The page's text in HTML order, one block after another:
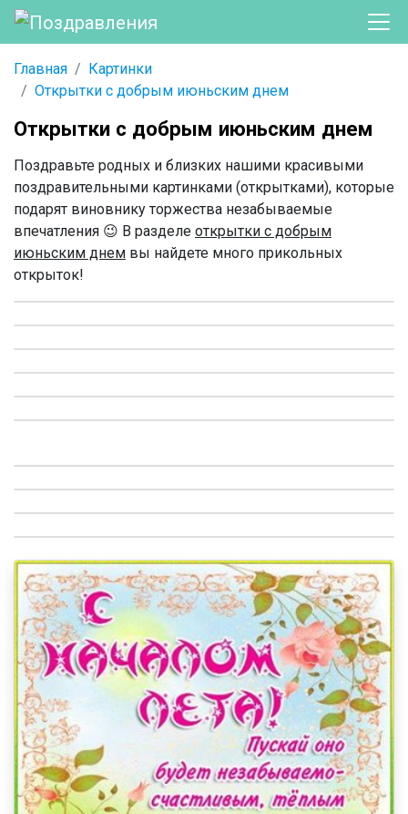
Главная
Картинки
Открытки с добрым июньским днем
Открытки с добрым июньским днем
Поздравьте родных и близких нашими красивыми
поздравительными картинками (открытками), которые
подарят виновнику торжества незабываемые
впечатления 😉 В разделе открытки с добрым
июньским днем вы найдете много прикольных
открыток!